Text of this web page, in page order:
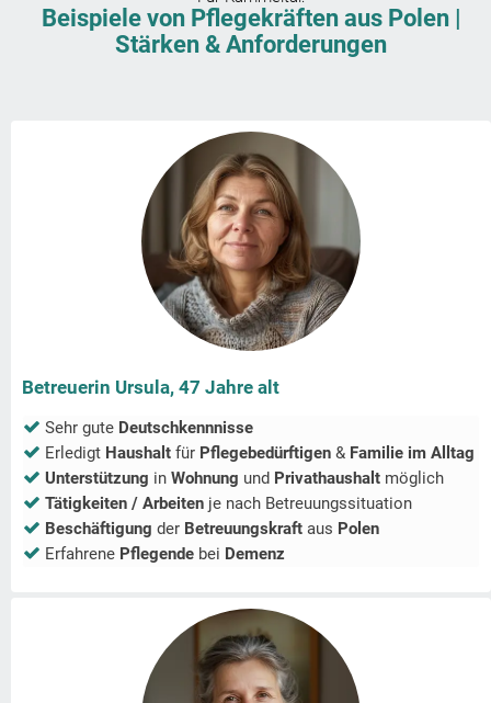
Beispiele von Pflegekräften aus Polen |
Stärken & Anforderungen
Betreuerin Ursula, 47 Jahre alt
Sehr gute Deutschkennnisse
Erledigt Haushalt für Pflegebedürftigen & Familie im Alltag
Unterstützung in Wohnung und Privathaushalt möglich
Tätigkeiten / Arbeiten je nach Betreuungssituation
Beschäftigung der Betreuungskraft aus Polen
Erfahrene Pflegende bei Demenz